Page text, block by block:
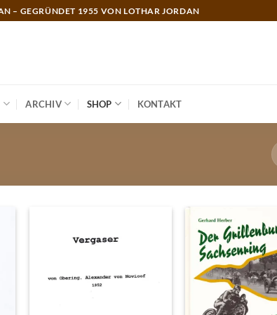
– GEGRÜNDET 1955 VON LOTHAR JORDAN
ARCHIV SHOP KONTAKT